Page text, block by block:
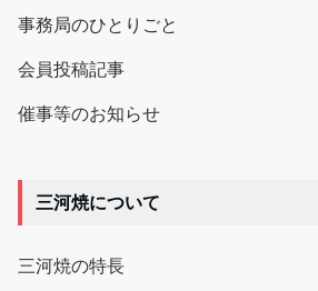
事務局のひとりごと
会員投稿記事
催事等のお知らせ
三河焼について
三河焼の特長